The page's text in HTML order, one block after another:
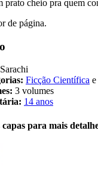
prato cheio pra quem
de página.
Ficção Científica e
3 volumes
14 anos
para mais